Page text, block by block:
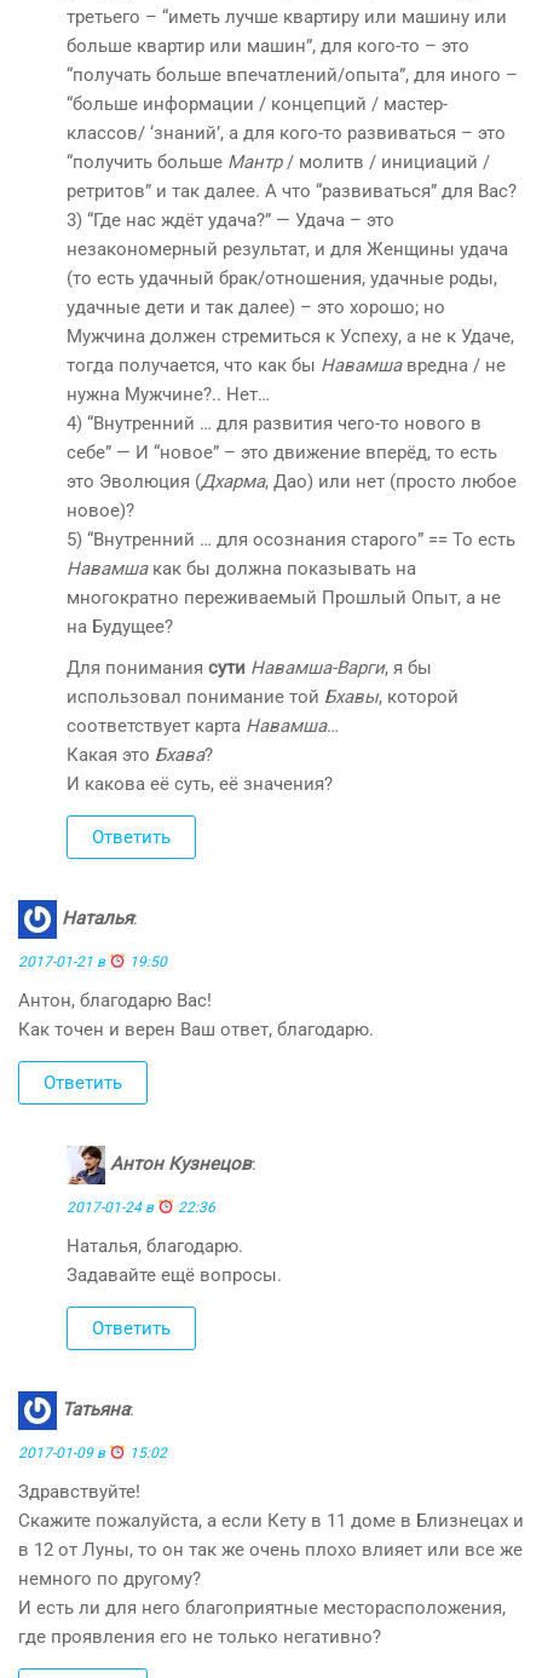
третьего – “иметь лучше квартиру или машину или
больше квартир или машин”, для кого-то – это
“получать больше впечатлений/опыта”, для иного –
“больше информации / концепций / мастер-
классов/ ‘знаний’, а для кого-то развиваться – это
“получить больше Мантр/ молитв / инициаций /
ретритов” и так далее. А что “развиваться” для Вас?
3) “Где нас ждёт удача?” — Удача – это
незакономерный результат, и для Женщины удача
(то есть удачный брак/отношения, удачные роды,
удачные дети и так далее) – это хорошо; но
Мужчина должен стремиться к Успеху, а не к Удаче,
тогда получается, что как бы Навамшавредна / не
нужна Мужчине?.. Нет…
4) “Внутренний … для развития чего-то нового в
себе” — И “новое” – это движение вперёд, то есть
это Эволюция (Дхарма, Дао) или нет (просто любое
новое)?
5) “Внутренний … для осознания старого” == То есть
Навамшакак бы должна показывать на
многократно переживаемый Прошлый Опыт, а не
на Будущее?
Для понимания сути Навамша-Варги, я бы
использовал понимание той Бхавы, которой
соответствует карта Навамша…
Какая это Бхава?
И какова её суть, её значения?
Ответить
Наталья:
2017-01-21 в 19:50
Антон, благодарю Вас!
Как точен и верен Ваш ответ, благодарю.
Ответить
Антон Кузнецов:
2017-01-24 в 22:36
Наталья, благодарю.
Задавайте ещё вопросы.
Ответить
Татьяна:
2017-01-09 в 15:02
Здравствуйте!
Скажите пожалуйста, а если Кету в 11 доме в Близнецах и
в 12 от Луны, то он так же очень плохо влияет или все же
немного по другому?
И есть ли для него благоприятные месторасположения,
где проявления его не только негативно?